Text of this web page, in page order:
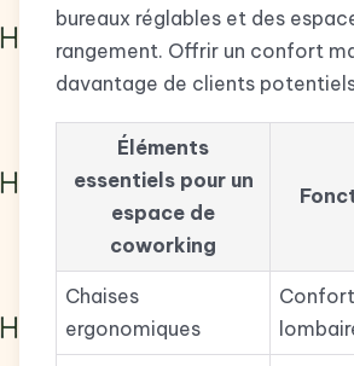
bureaux réglables et des
rangement. Offrir un confort
davantage de clients
Éléments
essentiels pour un
espace de
coworking
Chaises
ergonomiques